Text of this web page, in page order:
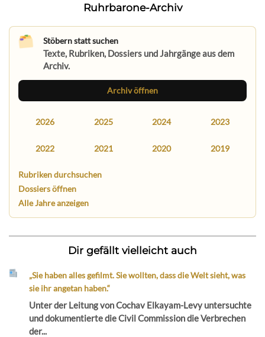
Ruhrbarone-Archiv
Stöbern statt suchen
Texte, Rubriken, Dossiers und Jahrgänge aus dem
Archiv.
Archiv öffnen
2026 2025 2024 2023
2022 2021 2020 2019
Rubriken durchsuchen
Dossiers öffnen
Alle Jahre anzeigen
Dir gefällt vielleicht auch
„Sie haben alles gefilmt. Sie wollten, dass die Welt sieht, was
sie ihr angetan haben.“
Unter der Leitung von Cochav Elkayam-Levy untersuchte
und dokumentierte die Civil Commission die Verbrechen
der...